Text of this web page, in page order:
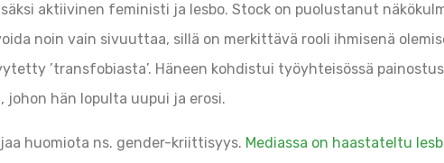
aktiivinen feministi ja lesbo. Stock on puolustanut
noin vain sivuuttaa, sillä on merkittävä rooli ihmisenä
’transfobiasta’. Häneen kohdistui työyhteisössä
johon hän lopulta uupui ja erosi.
huomiota ns. gender-kriittisyys. Mediassa on haastateltu